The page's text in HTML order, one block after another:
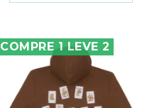
COMPRE 1 LEVE 2